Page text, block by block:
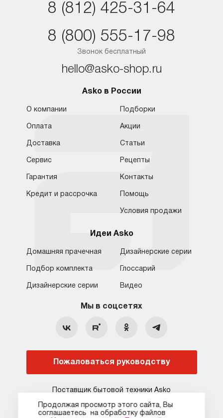
Санкт-Петербург
Москва
Краснодар
8 (800) 555-17-98 8 (812) 425-31-64
hello@asko-shop.ru
О компании Ремонт
Статьи и акции
Сервисные центры Кредит и рассрочка
Ростов-на-Дону
8 (812) 425-31-64
Звонок бесплатный
8 (800) 555-17-98
hello@asko-shop.ru
Asko в России
О компании
Оплата
Доставка
Сервис
Гарантия
Кредит и рассрочка
Подборки
Акции
Статьи
Рецепты
Контакты
Помощь
Условия продажи
Идеи Asko
Домашняя прачечная
Подбор комплекта
Дизайнерские серии
Дизайнерские серии
Глоссарий
Видео
Мы в соцсетях
Пожаловаться руководству
Поставщик бытовой техники Asko
Продолжая просмотр этого сайта, Вы
соглашаетесь на обработку файлов